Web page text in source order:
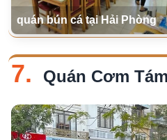
quán bún cá tại Hải Phòng
7. Quán Cơm